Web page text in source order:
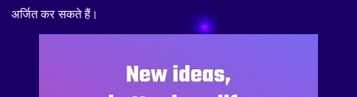
अर्जित कर सकते हैं।